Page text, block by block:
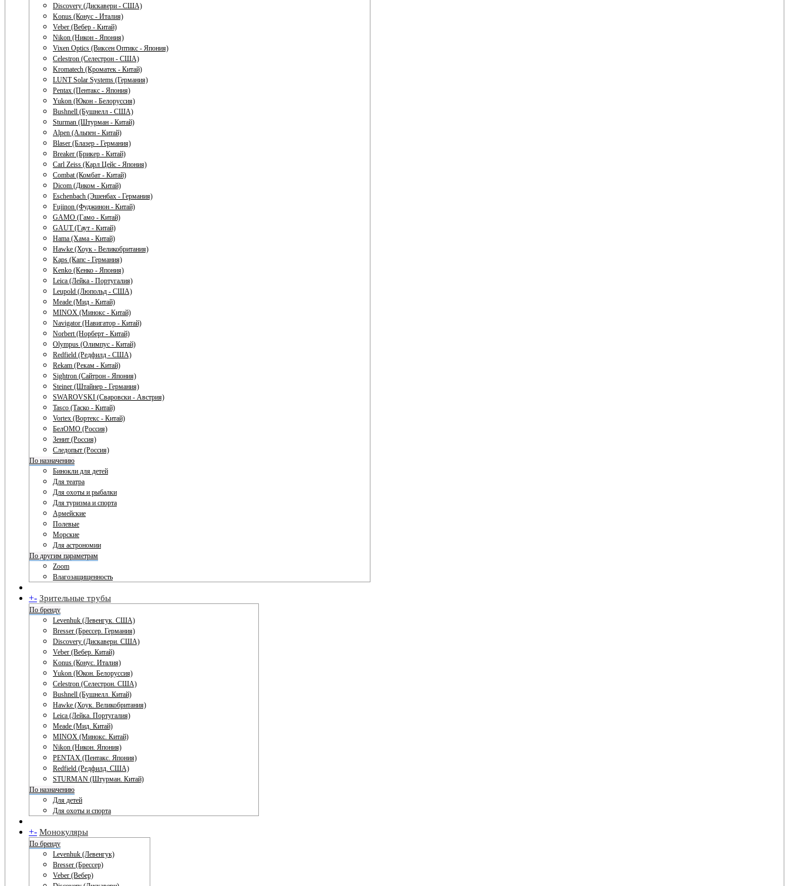
Discovery (Дискавери - США)
Konus (Конус - Италия)
Veber (Вебер - Китай)
Nikon (Никон - Япония)
Vixen Optics (Виксен Оптикс - Япония)
Celestron (Селестрон - США)
Kromatech (Кроматек - Китай)
LUNT Solar Systems (Германия)
Pentax (Пентакс - Япония)
Yukon (Юкон - Белоруссия)
Bushnell (Бушнелл - США)
Sturman (Штурман - Китай)
Alpen (Альпен - Китай)
Blaser (Блазер - Германия)
Breaker (Брикер - Китай)
Carl Zeiss (Карл Цейс - Япония)
Combat (Комбат - Китай)
Dicom (Диком - Китай)
Eschenbach (Эшенбах - Германия)
Fujinon (Фуджинон - Китай)
GAMO (Гамо - Китай)
GAUT (Гаут - Китай)
Hama (Хама - Китай)
Hawke (Хоук - Великобритания)
Kaps (Капс - Германия)
Kenko (Кенко - Япония)
Leica (Лейка - Португалия)
Leupold (Люпольд - США)
Meade (Мид - Китай)
MINOX (Минокс - Китай)
Navigator (Навигатор - Китай)
Norbert (Норберт - Китай)
Olympus (Олимпус - Китай)
Redfield (Редфилд - США)
Rekam (Рекам - Китай)
Sightron (Сайтрон - Япония)
Steiner (Штайнер - Германия)
SWAROVSKI (Сваровски - Австрия)
Tasco (Таско - Китай)
Vortex (Вортекс - Китай)
БелОМО (Россия)
Зенит (Россия)
Следопыт (Россия)
По назначению
Бинокли для детей
Для театра
Для охоты и рыбалки
Для туризма и спорта
Армейские
Полевые
Морские
Для астрономии
По другим параметрам
Zoom
Влагозащищенность
+- Зрительные трубы
По бренду
Levenhuk (Левенгук. США)
Bresser (Брессер. Германия)
Discovery (Дискавери. США)
Veber (Вебер. Китай)
Konus (Конус. Италия)
Yukon (Юкон. Белоруссия)
Celestron (Селестрон. США)
Bushnell (Бушнелл. Китай)
Hawke (Хоук. Великобритания)
Leica (Лейка. Португалия)
Meade (Мид. Китай)
MINOX (Минокс. Китай)
Nikon (Никон. Япония)
PENTAX (Пентакс. Япония)
Redfield (Редфилд. США)
STURMAN (Штурман. Китай)
По назначению
Для детей
Для охоты и спорта
+- Монокуляры
По бренду
Levenhuk (Левенгук)
Bresser (Брессер)
Veber (Вебер)